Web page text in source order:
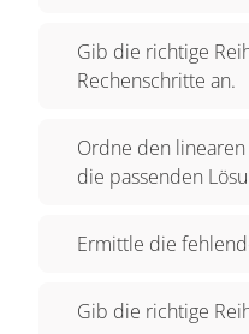
Gleichungssystem
sein. Die Lösung
Gleichungssystems
wir müssen einen x-
unsere Gleichungen
Gib die richtige
Rechenschritte an.
Ordne den
die passenden
Ermittle die
Gib die richtige